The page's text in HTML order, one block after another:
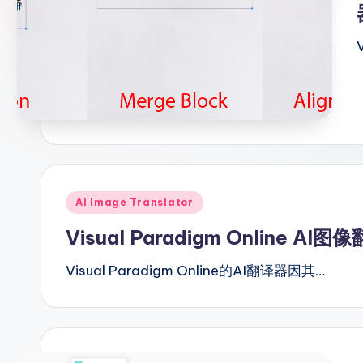
d
hi
s
Posted
AI Image Translator
Visual Paradigm Online AI图像
Visual Paradigm Online的AI翻译器因其…